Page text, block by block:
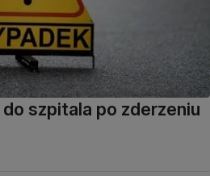
szpitala po zderzeniu